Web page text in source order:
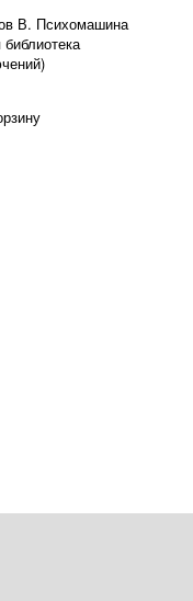
В. Психомашина